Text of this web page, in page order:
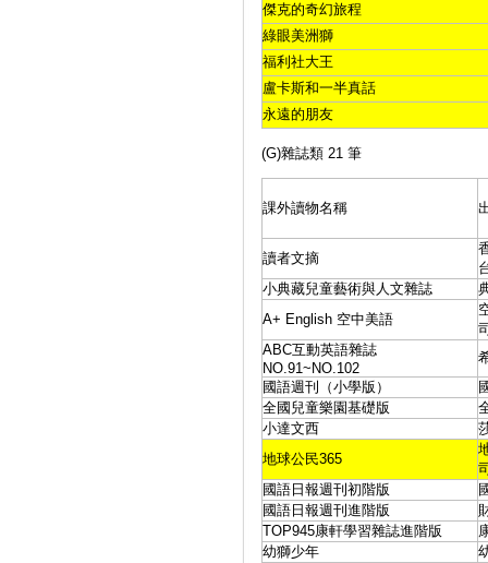
傑克的奇幻旅程
綠眼美洲獅
福利社大王
盧卡斯和一半真話
永遠的朋友
(G)雜誌類 21 筆
課外讀物名稱
讀者文摘
小典藏兒童藝術與人文雜誌
A+ English 空中美語
ABC互動英語雜誌
NO.91~NO.102
國語週刊（小學版）
全國兒童樂園基礎版
小達文西
地球公民365
國語日報週刊初階版
國語日報週刊進階版
TOP945康軒學習雜誌進階版
幼獅少年